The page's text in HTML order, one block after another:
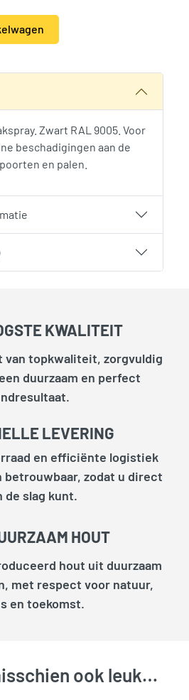
Zwart RAL 9005. Voor
beschadigingen aan de
en palen.
KWALITEIT
van topkwaliteit, zorgvuldig
duurzaam en perfect
LEVERING
en efficiënte logistiek
betrouwbaar, zodat u direct
de slag kunt.
HOUT
hout uit duurzaam
met respect voor natuur,
en toekomst.
ook leuk…